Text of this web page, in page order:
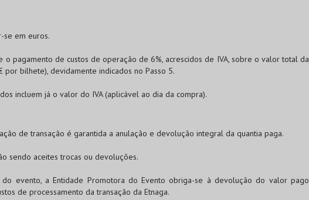
se em euros.
o pagamento de custos de operação de 6%, acrescidos de IVA, sobre o valor total da
por bilhete), devidamente indicados no Passo 5.
incluem já o valor do IVA (aplicável ao dia da compra).
de transação é garantida a anulação e devolução integral da quantia paga.
sendo aceites trocas ou devoluções.
do evento, a Entidade Promotora do Evento obriga-se à devolução do valor pago
de processamento da transação da Etnaga.